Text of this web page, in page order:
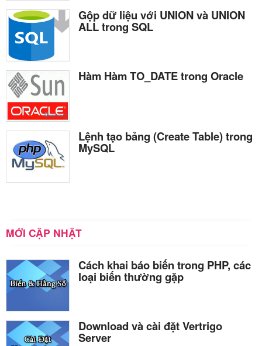
Gộp dữ liệu với UNION và UNION
ALL trong SQL
Hàm Hàm TO_DATE trong Oracle
Lệnh tạo bảng (Create Table) trong
MySQL
MỚI CẬP NHẬT
Cách khai báo biến trong PHP, các
loại biến thường gặp
Download và cài đặt Vertrigo
Server